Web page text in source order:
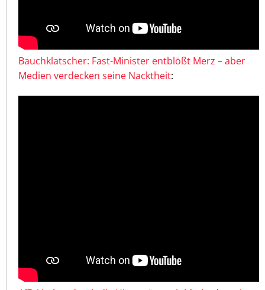
Bauchklatscher: Fast-Minister entblößt Merz – aber
Medien verdecken seine Nacktheit: